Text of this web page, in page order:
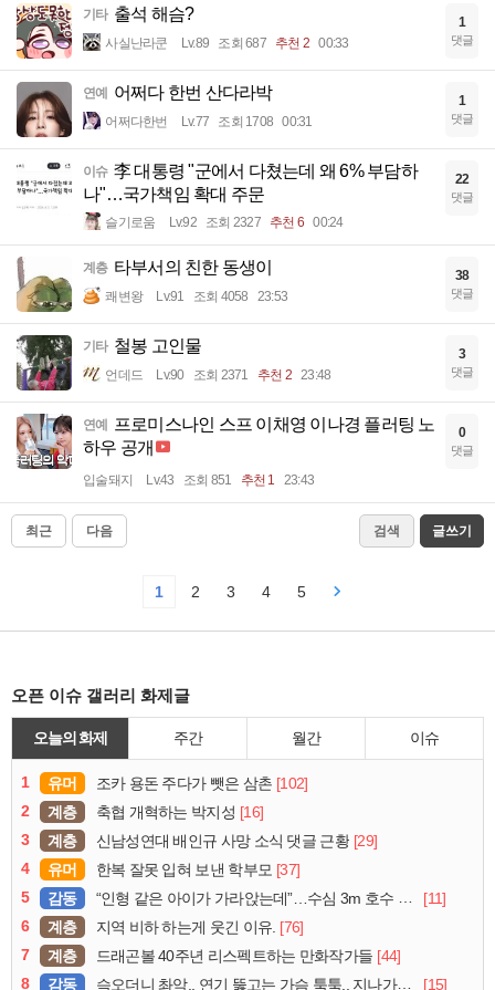
기타 출석 해슴?
사실난라쿤 Lv.89 조회 687 추천 2 00:33
1
댓글
연예 어쩌다 한번 산다라박
어쩌다한번 Lv.77 조회 1708 00:31
1
댓글
이슈 李 대통령 "군에서 다쳤는데 왜 6% 부담하
나"…국가책임 확대 주문
슬기로움 Lv.92 조회 2327 추천 6 00:24
22
댓글
계층 타부서의 친한 동생이
쾌변왕 Lv.91 조회 4058 23:53
38
댓글
기타 철봉 고인물
언데드 Lv.90 조회 2371 추천 2 23:48
3
댓글
연예
프로미스나인 스프 이채영 이나경 플러팅 노
하우 공개
입술돼지 Lv.43 조회 851 추천 1 23:43
0
댓글
최근 다음 검색 글쓰기
1 2 3 4 5
오픈 이슈 갤러리 화제글
오늘의 화제 주간 월간 이슈
1 유머 조카 용돈 주다가 뺏은 삼촌 [102]
2
계층 축협 개혁하는 박지성 [16]
3
계층 신남성연대 배인규 사망 소식 댓글 근황 [29]
4
유머 한복 잘못 입혀 보낸 학부모 [37]
5
감동 “인형 같은 아이가 가라앉는데”…수심 3m 호수 뛰어든 60대 의인
[11]
6
계층 지역 비하 하는게 웃긴 이유. [76]
7
계층 드래곤볼 40주년 리스펙트하는 만화작가들 [44]
8
감동 슥오더니 촤악.. 연기 뚫고는 가슴 툭툭.. 지나가던 아재의 정체
[15]